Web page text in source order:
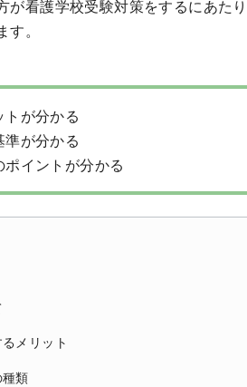
が看護学校受験対策をするにあた
。
が分かる
が分かる
イントが分かる
メリット
類